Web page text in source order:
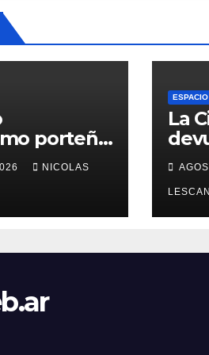
porteño
60% y
volver a
1
NICOLAS
La
un
del